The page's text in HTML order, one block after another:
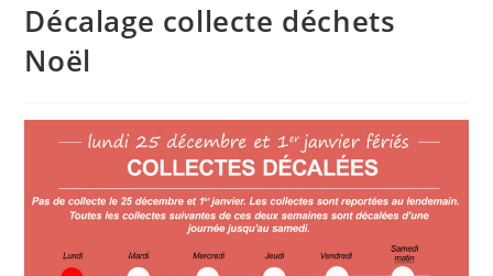
Décalage collecte déchets
Noël